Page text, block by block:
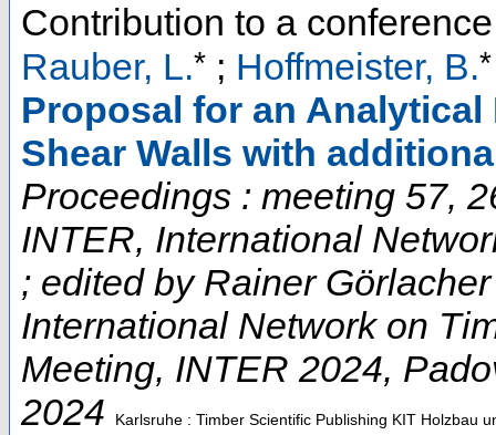
Contribution to a
Rauber, L.* ; Hoffmeister, B.*
Proposal for an
Shear Walls with
Proceedings : meeting 57,
INTER, International
; edited by Rainer Görlacher
International Network on
Meeting, INTER 2024,
2024
Karlsruhe : Timber Scientific Publishing KIT Holzbau